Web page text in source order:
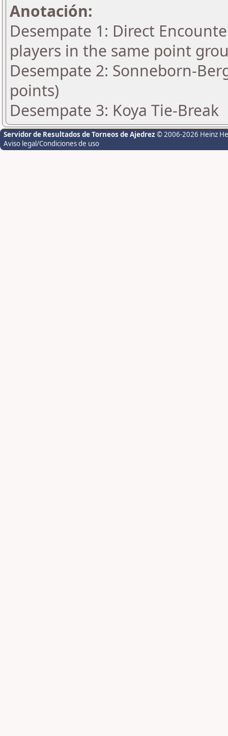
Anotación:
Desempate 1: Direct
players in the same point
Desempate 2: Sonneborn-
points)
Desempate 3: Koya Tie-Break
Servidor de Resultados de Torneos de Ajedrez © 2006-2026 Heinz
Aviso legal/Condiciones de uso